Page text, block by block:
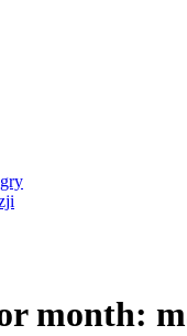
month: